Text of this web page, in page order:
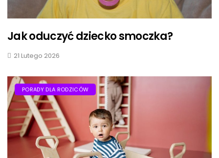
Jak oduczyć dziecko smoczka?
21 Lutego 2026
PORADY DLA RODZICÓW